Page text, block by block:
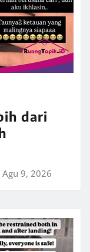
dari
Agu 9, 2026